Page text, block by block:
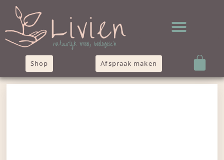
Shop Afspraak maken